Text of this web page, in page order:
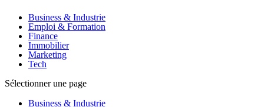
Business & Industrie
Emploi & Formation
Finance
Immobilier
Marketing
Tech
Sélectionner une page
Business & Industrie